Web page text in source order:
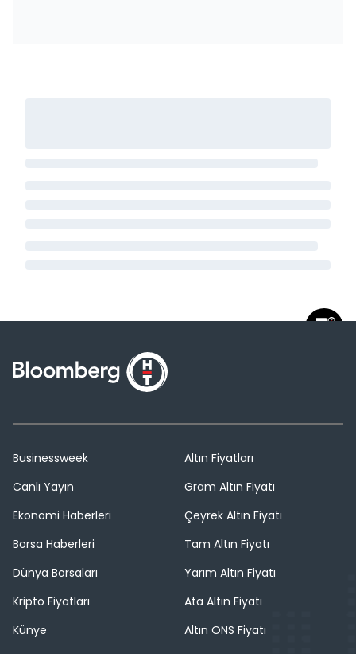
Businessweek
Canlı Yayın
Ekonomi Haberleri
Borsa Haberleri
Dünya Borsaları
Kripto Fiyatları
Künye
Altın Fiyatları
Gram Altın Fiyatı
Çeyrek Altın Fiyatı
Tam Altın Fiyatı
Yarım Altın Fiyatı
Ata Altın Fiyatı
Altın ONS Fiyatı